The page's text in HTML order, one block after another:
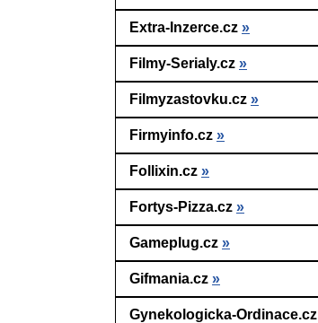
Extra-Inzerce.cz »
Filmy-Serialy.cz »
Filmyzastovku.cz »
Firmyinfo.cz »
Follixin.cz »
Fortys-Pizza.cz »
Gameplug.cz »
Gifmania.cz »
Gynekologicka-Ordinace.cz